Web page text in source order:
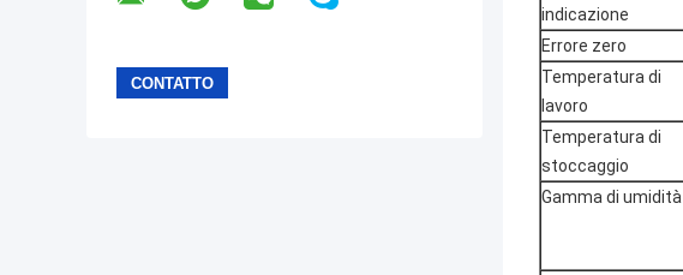
indicazione
Errore zero
Temperatura di
lavoro
Temperatura di
stoccaggio
Gamma di umidità